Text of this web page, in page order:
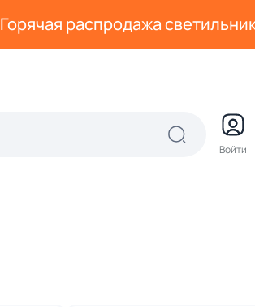
Горячая распродажа
Войти